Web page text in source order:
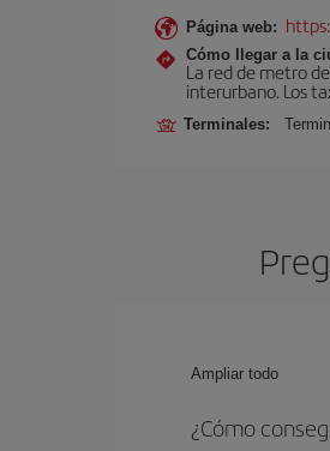
Página web:
Cómo llegar a la
La red de metro
interurbano. Los
Terminales:
Ampliar todo
¿Cómo